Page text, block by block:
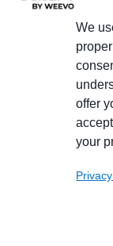
X.com
Il Giornale
Testata
registrata al
Milano n.
novembre 2013
We
offer
your